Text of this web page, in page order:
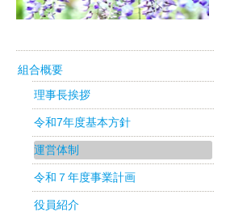
組合概要
理事長挨拶
令和7年度基本方針
運営体制
令和７年度事業計画
役員紹介